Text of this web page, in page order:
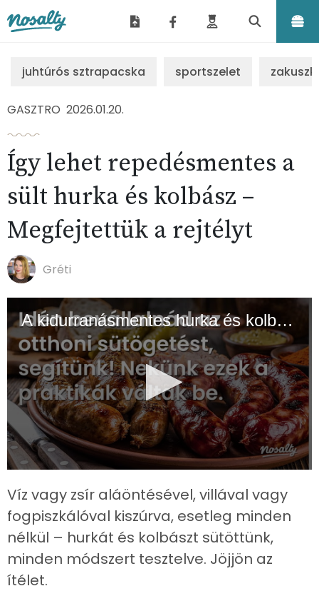
juhtúrós sztrapacska sportszelet
GASZTRO 2026.01.20.
Így lehet repedésmentes a
sült hurka és kolbász –
Megfejtettük a rejtélyt
Gréti
A kidurranásmentes hurka és kolbász forró kis titkai
seconds
of
2
minutes,
seconds
Víz vagy zsír aláöntésével, villával vagy
fogpiszkálóval kiszúrva, esetleg minden
nélkül – hurkát és kolbászt sütöttünk,
minden módszert tesztelve. Jöjjön az
ítélet.